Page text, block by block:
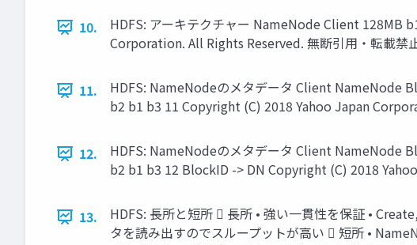
10.
HDFS: アーキテクチャー NameNode Client
Corporation. All Rights Reserved. 無断引用・転載禁
11.
HDFS: NameNodeのメタデータ Client NameNode
b2 b1 b3 11 Copyright (C) 2018 Yahoo Japan
12.
HDFS: NameNodeのメタデータ Client NameNode
b2 b1 b3 12 BlockID -> DN Copyright (C) 2018
13.
HDFS: 長所と短所  長所 • 強い一貫性を保証 •
タを読み出すのでスループットが高い  短所 •